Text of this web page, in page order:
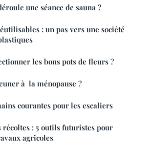
une séance de sauna ?
: un pas vers une société
les bons pots de fleurs ?
à la ménopause ?
courantes pour les escaliers
: 5 outils futuristes pour
agricoles